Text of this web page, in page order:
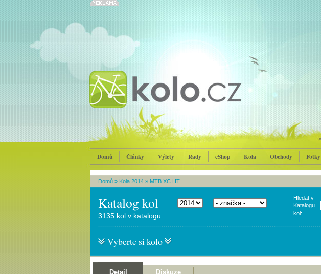
Domů Články Výlety Rady eShop Kola Obchody Fotky
Domů » Kola 2014 » MTB XC HT
Katalog kol
Hledat v
Katalogu
kol:
3135 kol v katalogu
Vyberte si kolo
Detail Diskuze